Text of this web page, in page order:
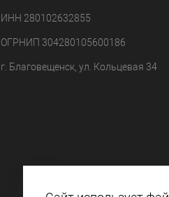
ИНН 280102632855
ОГРНИП 304280105600186
г. Благовещенск, ул. Кольцевая 34